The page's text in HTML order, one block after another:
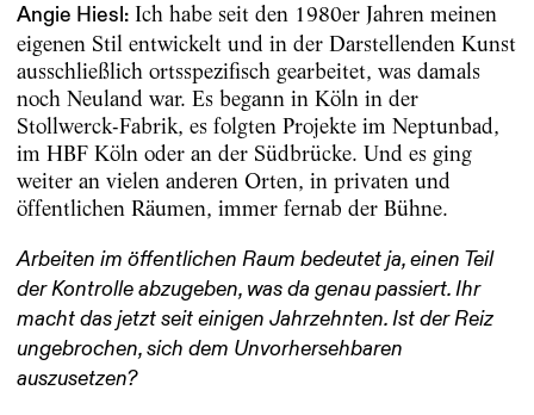
Angie Hiesl:Ich habe seit den 1980er Jahren meinen
eigenen Stil entwickelt und in der Darstellenden Kunst
ausschließlich ortsspezifisch gearbeitet, was damals
noch Neuland war. Es begann in Köln in der
Stollwerck-Fabrik, es folgten Projekte im ­Neptunbad,
im HBF Köln oder an der Südbrücke. Und es ging
weiter an vielen anderen Orten, in privaten und
öffentlichen ­Räumen, immer fernab der Bühne.
Arbeiten im öffentlichen Raum bedeutet ja, einen Teil
der Kontrolle abzugeben, was da genau passiert. Ihr
macht das jetzt seit einigen Jahrzehnten. Ist der Reiz
ungebrochen, sich dem Unvorhersehbaren
auszusetzen?